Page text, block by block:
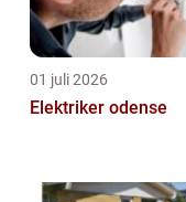
01 juli 2026
Elektriker odense